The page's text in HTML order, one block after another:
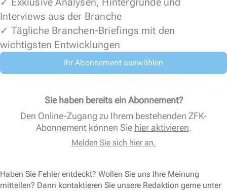
Interviews aus der Branche
✓ Tägliche Branchen-Briefings mit den
wichtigsten Entwicklungen
Ihr Abonnement auswählen
Sie haben bereits ein Abonnement?
Den Online-Zugang zu Ihrem bestehenden ZFK-
Abonnement können Sie hier aktivieren.
Melden Sie sich hier an.
Haben Sie Fehler entdeckt? Wollen Sie uns Ihre Meinung
mitteilen? Dann kontaktieren Sie unsere Redaktion gerne unter